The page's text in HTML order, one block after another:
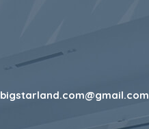
bigstarland.com@gmail.com